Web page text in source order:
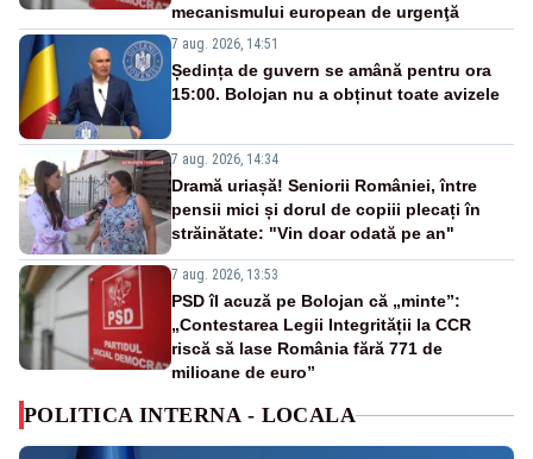
mecanismului european de urgenţă
7 aug. 2026, 14:51
Ședința de guvern se amână pentru ora
15:00. Bolojan nu a obținut toate avizele
7 aug. 2026, 14:34
Dramă uriașă! Seniorii României, între
pensii mici și dorul de copiii plecați în
străinătate: "Vin doar odată pe an"
7 aug. 2026, 13:53
PSD îl acuză pe Bolojan că „minte”:
„Contestarea Legii Integrității la CCR
riscă să lase România fără 771 de
milioane de euro”
POLITICA INTERNA - LOCALA